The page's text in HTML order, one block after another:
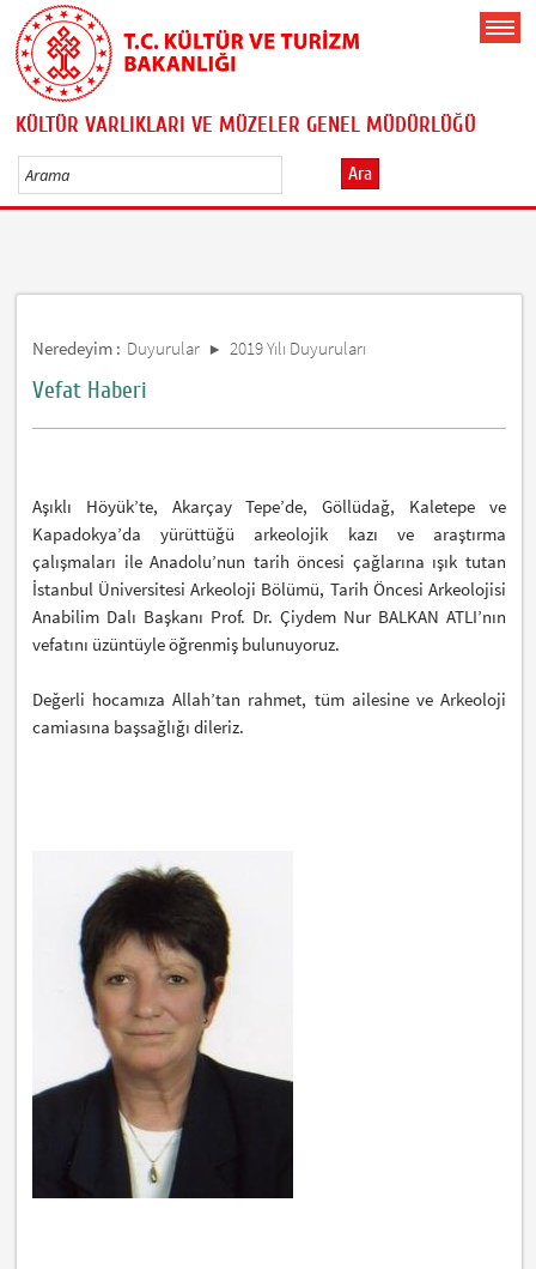
KÜLTÜR VARLIKLARI VE MÜZELER GENEL MÜDÜRLÜĞÜ
Ara
Neredeyim : Duyurular 2019 Yılı Duyuruları
Vefat Haberi
Aşıklı Höyük’te, Akarçay Tepe’de, Göllüdağ, Kaletepe ve
Kapadokya’da yürüttüğü arkeolojik kazı ve araştırma
çalışmaları ile Anadolu’nun tarih öncesi çağlarına ışık tutan
İstanbul Üniversitesi Arkeoloji Bölümü, Tarih Öncesi Arkeolojisi
Anabilim Dalı Başkanı Prof. Dr. Çiydem Nur BALKAN ATLI’nın
vefatını üzüntüyle öğrenmiş bulunuyoruz.
Değerli hocamıza Allah’tan rahmet, tüm ailesine ve Arkeoloji
camiasına başsağlığı dileriz.